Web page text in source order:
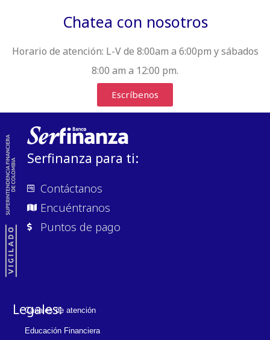
Chatea con nosotros
Horario de atención: L-V de 8:00am a 6:00pm y sábados
8:00 am a 12:00 pm.
Escríbenos
Serfinanza para ti:
Contáctanos
Encuéntranos
Puntos de pago
Legales:
Canales de atención
Educación Financiera